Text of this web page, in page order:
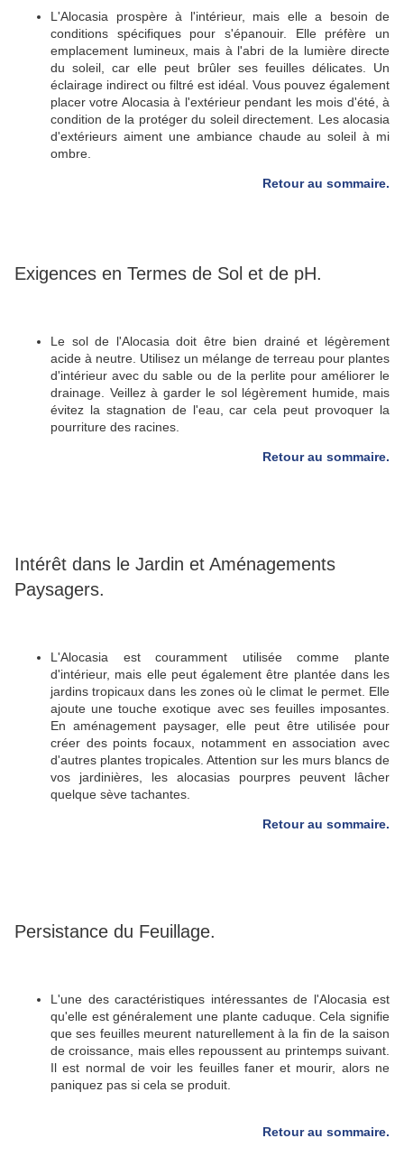
L'Alocasia prospère à l'intérieur, mais elle a besoin de
conditions spécifiques pour s'épanouir. Elle préfère un
emplacement lumineux, mais à l'abri de la lumière directe
du soleil, car elle peut brûler ses feuilles délicates. Un
éclairage indirect ou filtré est idéal. Vous pouvez également
placer votre Alocasia à l'extérieur pendant les mois d'été, à
condition de la protéger du soleil directement. Les alocasia
d'extérieurs aiment une ambiance chaude au soleil à mi
ombre.
Retour au sommaire.
Exigences en Termes de Sol et de pH.
Le sol de l'Alocasia doit être bien drainé et légèrement
acide à neutre. Utilisez un mélange de terreau pour plantes
d'intérieur avec du sable ou de la perlite pour améliorer le
drainage. Veillez à garder le sol légèrement humide, mais
évitez la stagnation de l'eau, car cela peut provoquer la
pourriture des racines.
Retour au sommaire.
Intérêt dans le Jardin et Aménagements
Paysagers.
L'Alocasia est couramment utilisée comme plante
d'intérieur, mais elle peut également être plantée dans les
jardins tropicaux dans les zones où le climat le permet. Elle
ajoute une touche exotique avec ses feuilles imposantes.
En aménagement paysager, elle peut être utilisée pour
créer des points focaux, notamment en association avec
d'autres plantes tropicales. Attention sur les murs blancs de
vos jardinières, les alocasias pourpres peuvent lâcher
quelque sève tachantes.
Retour au sommaire.
Persistance du Feuillage.
L'une des caractéristiques intéressantes de l'Alocasia est
qu'elle est généralement une plante caduque.Cela signifie
que ses feuilles meurent naturellement à la fin de la saison
de croissance, mais elles repoussent au printemps suivant.
Il est normal de voir les feuilles faner et mourir, alors ne
paniquez pas si cela se produit.
Retour au sommaire.